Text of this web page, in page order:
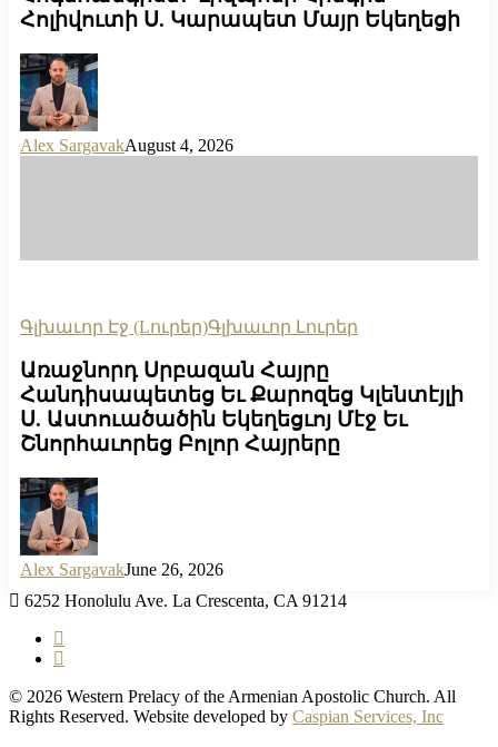
Հոլիվուտի Ս. Կարապետ Մայր Եկեղեցի
Alex SargavakAugust 4, 2026
Գլխաւոր Էջ (Lուրեր)Գլխաւոր Լուրեր
Առաջնորդ Սրբազան Հայրը
Հանդիսապետեց Եւ Քարոզեց Կլենտէյլի
Ս. Աստուածածին Եկեղեցւոյ Մէջ Եւ
Շնորհաւորեց Բոլոր Հայրերը
Alex SargavakJune 26, 2026
6252 Honolulu Ave. La Crescenta, CA 91214
facebook
instagram
© 2026 Western Prelacy of the Armenian Apostolic Church. All
Rights Reserved. Website developed by Caspian Services, Inc